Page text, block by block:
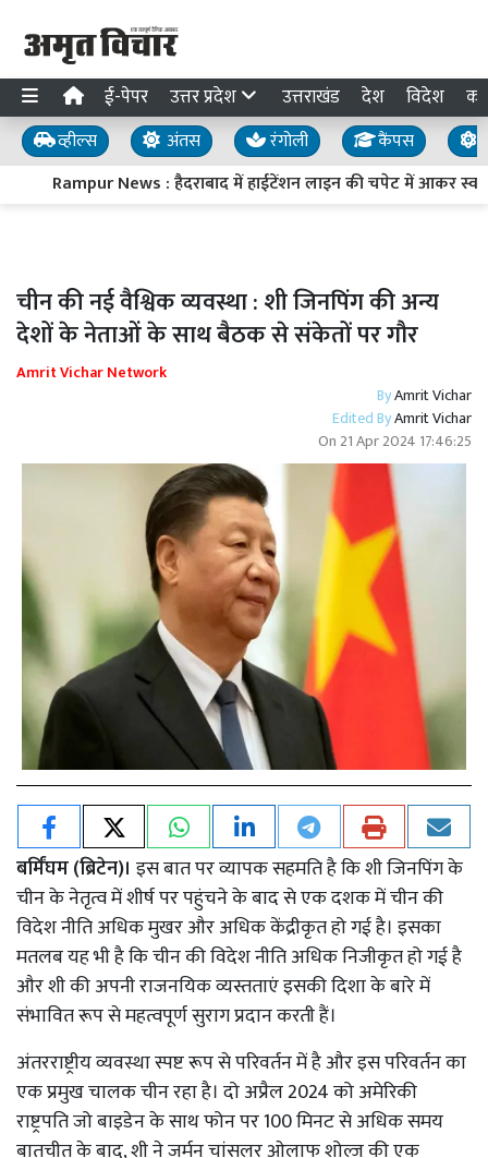
ई-पेपर उत्तर प्रदेश उत्तराखंड देश विदेश
व्हील्स अंतस रंगोली कैंपस
Rampur News : हैदराबाद में हाईटेंशन लाइन की चपेट में आकर
चीन की नई वैश्विक व्यवस्था : शी जिनपिंग की अन्य
देशों के नेताओं के साथ बैठक से संकेतों पर गौर
Amrit Vichar Network
ByAmrit Vichar
Edited ByAmrit Vichar
On 21 Apr 2024 17:46:25
बर्मिंघम (ब्रिटेन)। इस बात पर व्यापक सहमति है कि शी जिनपिंग के
चीन के नेतृत्व में शीर्ष पर पहुंचने के बाद से एक दशक में चीन की
विदेश नीति अधिक मुखर और अधिक केंद्रीकृत हो गई है। इसका
मतलब यह भी है कि चीन की विदेश नीति अधिक निजीकृत हो गई है
और शी की अपनी राजनयिक व्यस्तताएं इसकी दिशा के बारे में
संभावित रूप से महत्वपूर्ण सुराग प्रदान करती हैं।
अंतरराष्ट्रीय व्यवस्था स्पष्ट रूप से परिवर्तन में है और इस परिवर्तन का
एक प्रमुख चालक चीन रहा है। दो अप्रैल 2024 को अमेरिकी
राष्ट्रपति जो बाइडेन के साथ फोन पर 100 मिनट से अधिक समय
बातचीत के बाद, शी ने जर्मन चांसलर ओलाफ शोल्ज की एक